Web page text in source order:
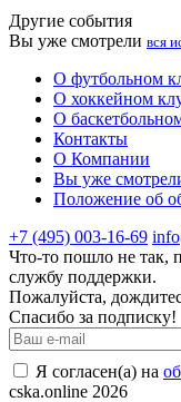
Другие события
Вы уже смотрели вся
О футбольном
О хоккейном
О
Контакты
О Компании
Вы уже
Положение об
+7 (495) 003-16-69
Что-то пошло не так,
службу поддержки.
Пожалуйста,
Спасибо за подписку!
Я согласен(а) на
cska.online 2026